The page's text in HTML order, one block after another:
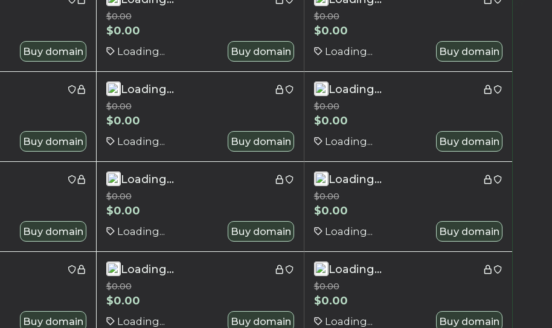
Buy domain
$0.00
$0.00
Loading... Buy domain
$0.00
$0.00
Loading... Buy domain
Buy domain
Loading...
$0.00
$0.00
Loading... Buy domain
Loading...
$0.00
$0.00
Loading... Buy domain
Buy domain
Loading...
$0.00
$0.00
Loading... Buy domain
Loading...
$0.00
$0.00
Loading... Buy domain
Buy domain
Loading...
$0.00
$0.00
Loading... Buy domain
Loading...
$0.00
$0.00
Loading... Buy domain